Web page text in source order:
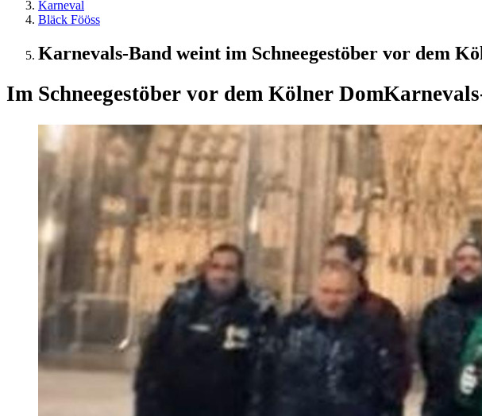
Karneval
Bläck Fööss
Karnevals-Band weint im Schneegestöber vor dem
Im Schneegestöber vor dem Kölner Dom